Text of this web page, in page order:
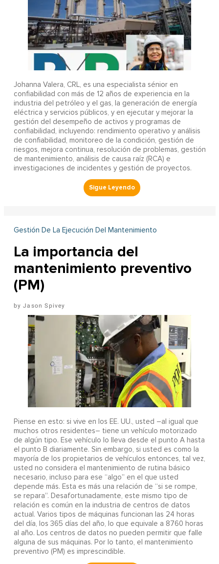
Johanna Valera, CRL, es una especialista sénior en
confiabilidad con más de 12 años de experiencia en la
industria del petróleo y el gas, la generación de energía
eléctrica y servicios públicos, y en ejecutar y mejorar la
gestión del desempeño de activos y programas de
confiabilidad, incluyendo: rendimiento operativo y análisis
de confiabilidad, monitoreo de la condición, gestión de
riesgos, mejora continua, resolución de problemas, gestión
de mantenimiento, análisis de causa raíz (RCA) e
investigaciones de incidentes y gestión de proyectos.
Gestión De La Ejecución Del Mantenimiento
La importancia del
mantenimiento preventivo
(PM)
Jason Spivey
Piense en esto: si vive en los EE. UU., usted –al igual que
muchos otros residentes– tiene un vehículo motorizado
de algún tipo. Ese vehículo lo lleva desde el punto A hasta
el punto B diariamente. Sin embargo, si usted es como la
mayoría de los propietarios de vehículos entonces, tal vez,
usted no considera el mantenimiento de rutina básico
necesario, incluso para ese “algo” en el que usted
depende más. Esta es más una relación de “si se rompe,
se repara”. Desafortunadamente, este mismo tipo de
relación es común en la industria de centros de datos
actual. Varios tipos de máquinas funcionan las 24 horas
del día, los 365 días del año, lo que equivale a 8760 horas
al año. Los centros de datos no pueden permitir que falle
alguna de sus máquinas. Por lo tanto, el mantenimiento
preventivo (PM) es imprescindible.